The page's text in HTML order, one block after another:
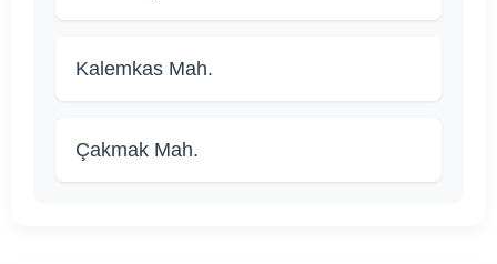
Kalemkas Mah.
Çakmak Mah.